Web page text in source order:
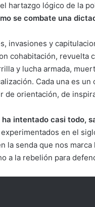
hartazgo lógico de la
se combate una
invasiones y
cohabitación, revuelta
y lucha armada,
Cada una es
orientación, de
intentado casi todo,
en el
senda que nos
a la rebelión para